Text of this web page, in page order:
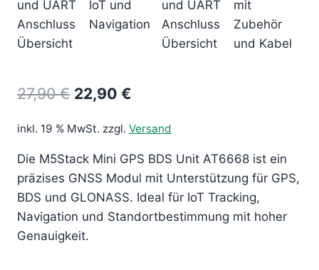
27,90€ Ursprünglicher
27,90 €
22,90 €
22,90 €.
inkl. 19 % MwSt. zzgl. Versand
Die M5Stack Mini GPS BDS Unit AT6668 ist ein
präzises GNSS Modul mit Unterstützung für GPS,
BDS und GLONASS. Ideal für IoT Tracking,
Navigation und Standortbestimmung mit hoher
Genauigkeit.